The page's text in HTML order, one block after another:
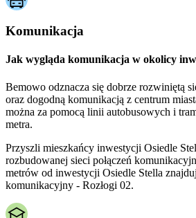
Komunikacja
Jak wygląda komunikacja w okolicy
Bemowo odznacza się dobrze rozwiniętą
oraz dogodną komunikacją z centrum
można za pomocą linii autobusowych i
metra.
Przyszli mieszkańcy inwestycji Osiedle
rozbudowanej sieci połączeń
metrów od inwestycji Osiedle Stella
komunikacyjny - Rozłogi 02.